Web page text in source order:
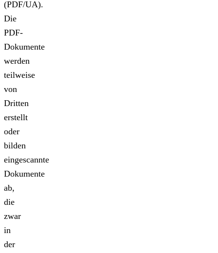
(PDF/UA).
Die
PDF-
Dokumente
werden
teilweise
von
Dritten
erstellt
oder
bilden
eingescannte
Dokumente
ab,
die
zwar
in
der